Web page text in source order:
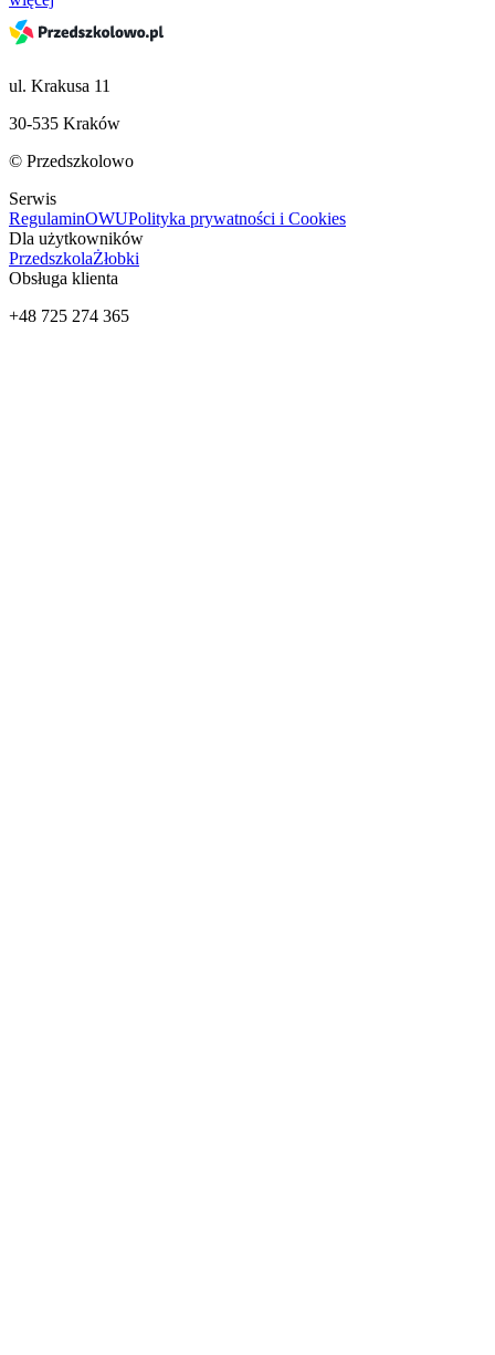
ul. Krakusa 11
30-535 Kraków
© Przedszkolowo
Serwis
RegulaminOWUPolityka prywatności i Cookies
Dla użytkowników
PrzedszkolaŻłobki
Obsługa klienta
+48 725 274 365